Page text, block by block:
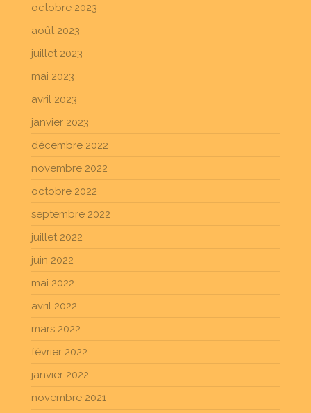
octobre 2023
août 2023
juillet 2023
mai 2023
avril 2023
janvier 2023
décembre 2022
novembre 2022
octobre 2022
septembre 2022
juillet 2022
juin 2022
mai 2022
avril 2022
mars 2022
février 2022
janvier 2022
novembre 2021